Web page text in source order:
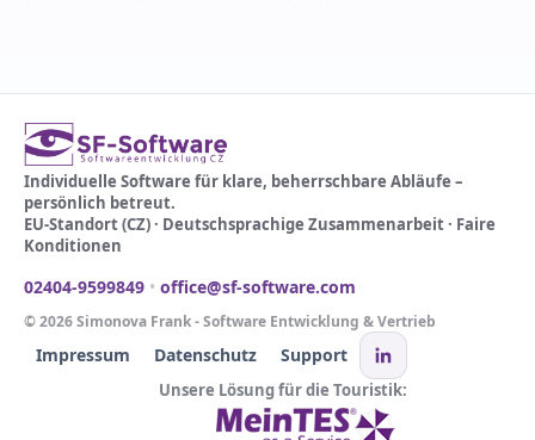
Individuelle Software für klare, beherrschbare Abläufe –
persönlich betreut.
EU-Standort (CZ) · Deutschsprachige Zusammenarbeit · Faire
Konditionen
02404-9599849 • office@sf-software.com
©2026Simonova Frank - Software Entwicklung & Vertrieb
Impressum Datenschutz Support
Unsere Lösung für die Touristik: